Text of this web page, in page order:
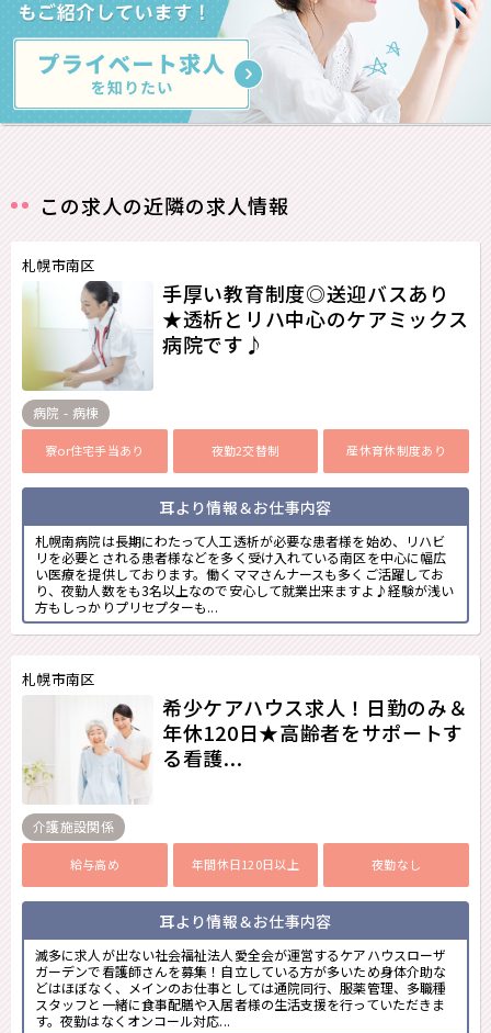
この求人の近隣の求人情報
札幌市南区
手厚い教育制度◎送迎バスあり
★透析とリハ中心のケアミックス
病院です♪
病院 - 病棟
寮or住宅手当あり 夜勤2交替制 産休育休制度あり
耳より情報＆お仕事内容
札幌南病院は長期にわたって人工透析が必要な患者様を始め、リハビ
リを必要とされる患者様などを多く受け入れている南区を中心に幅広
い医療を提供しております。働くママさんナースも多くご活躍してお
り、夜勤人数をも3名以上なので安心して就業出来ますよ♪経験が浅い
方もしっかりプリセプターも...
札幌市南区
希少ケアハウス求人！日勤のみ＆
年休120日★高齢者をサポートす
る看護...
介護施設関係
給与高め 年間休日120日以上 夜勤なし
耳より情報＆お仕事内容
滅多に求人が出ない社会福祉法人愛全会が運営するケアハウスローザ
ガーデンで看護師さんを募集！自立している方が多いため身体介助な
どはほぼなく、メインのお仕事としては通院同行、服薬管理、多職種
スタッフと一緒に食事配膳や入居者様の生活支援を行っていただきま
す。夜勤はなくオンコール対応...